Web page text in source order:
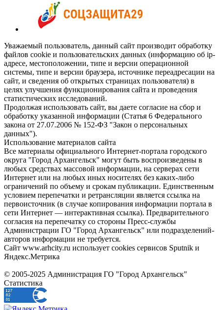
Уважаемый пользователь, данный сайт производит обработку
файлов cookie и пользовательских данных (информацию об ip-
адресе, местоположении, типе и версии операционной
системы, типе и версии браузера, источнике переадресации на
сайт, и сведения об открытых страницах пользователя) в
целях улучшения функционирования сайта и проведения
статистических исследований.
Продолжая использовать сайт, вы даете согласие на сбор и
обработку указанной информации (Статья 6 Федерального
закона от 27.07.2006 № 152-ФЗ "Закон о персональных
данных").
Использование материалов сайта
Все материалы официального Интернет-портала городского
округа "Город Архангельск" могут быть воспроизведены в
любых средствах массовой информации, на серверах сети
Интернет или на любых иных носителях без каких-либо
ограничений по объему и срокам публикации. Единственным
условием перепечатки и ретрансляции является ссылка на
первоисточник (в случае копирования информации портала в
сети Интернет — интерактивная ссылка). Предварительного
согласия на перепечатку со стороны Пресс-службы
Администрации ГО "Город Архангельск" или подразделений-
авторов информации не требуется.
Сайт www.arhcity.ru использует cookies сервисов Sputnik и
Яндекс.Метрика
© 2005-2025 Администрация ГО "Город Архангельск"
Статистика